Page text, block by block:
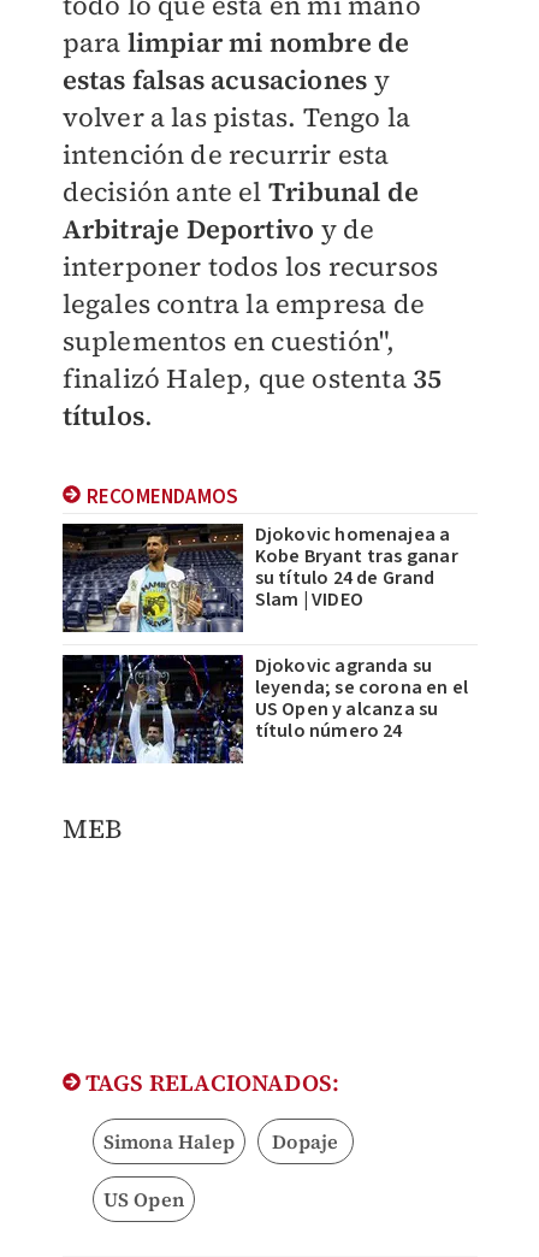
para limpiar mi nombre de
estas falsas acusaciones y
volver a las pistas. Tengo la
intención de recurrir esta
decisión ante el Tribunal de
Arbitraje Deportivo y de
interponer todos los recursos
legales contra la empresa de
suplementos en cuestión",
finalizó Halep, que ostenta 35
títulos.
RECOMENDAMOS
Djokovic homenajea a
Kobe Bryant tras ganar
su título 24 de Grand
Slam | VIDEO
Djokovic agranda su
leyenda; se corona en el
US Open y alcanza su
título número 24
MEB
TAGS RELACIONADOS:
Simona Halep Dopaje
US Open